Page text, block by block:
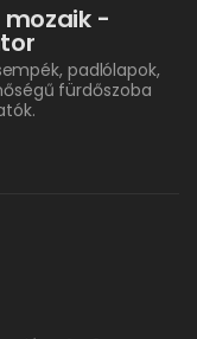
-
padlólapok,
fürdőszoba